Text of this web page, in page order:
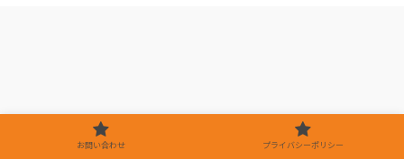
お問い合わせ プライバシーポリシー